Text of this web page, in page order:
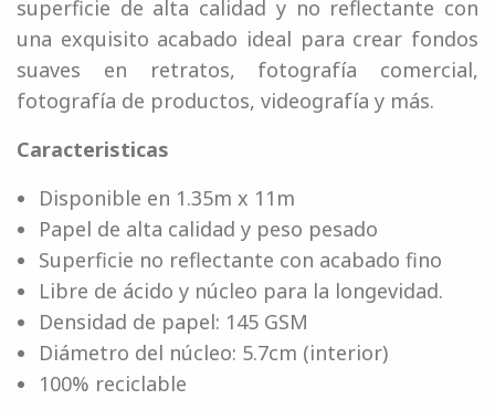
superficie de alta calidad y no reflectante con
una exquisito acabado ideal para crear fondos
suaves en retratos, fotografía comercial,
fotografía de productos, videografía y más.
Caracteristicas
Disponible en 1.35m x 11m
Papel de alta calidad y peso pesado
Superficie no reflectante con acabado fino
Libre de ácido y núcleo para la longevidad.
Densidad de papel: 145 GSM
Diámetro del núcleo: 5.7cm (interior)
100% reciclable